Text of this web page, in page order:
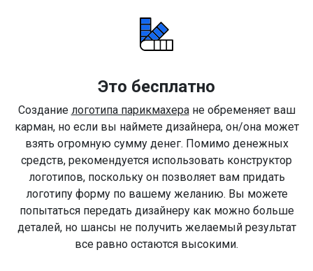
Это бесплатно
Создание логотипа парикмахеране обременяет ваш
карман, но если вы наймете дизайнера, он/она может
взять огромную сумму денег. Помимо денежных
средств, рекомендуется использовать конструктор
логотипов, поскольку он позволяет вам придать
логотипу форму по вашему желанию. Вы можете
попытаться передать дизайнеру как можно больше
деталей, но шансы не получить желаемый результат
все равно остаются высокими.